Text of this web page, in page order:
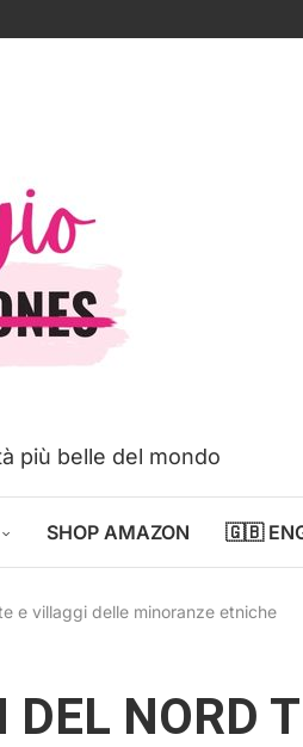
più belle del mondo
SHOP AMAZON 🇬🇧
e villaggi delle minoranze etniche
NORD